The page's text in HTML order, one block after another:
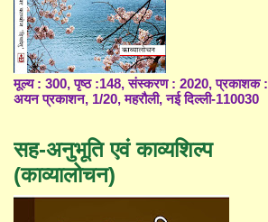
मूल्य : 300, पृष्ठ :148, संस्करण : 2020, प्रकाशक :
अयन प्रकाशन, 1/20, महरौली, नई दिल्ली-110030
सह-अनुभूति एवं काव्यशिल्प
(काव्यालोचन)